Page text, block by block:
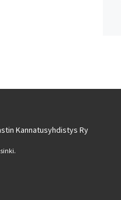
Kannatusyhdistys Ry